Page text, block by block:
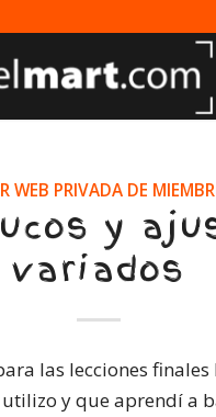
WEB PRIVADA DE
y
variados
las lecciones finales
y que aprendí a